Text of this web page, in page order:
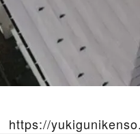
https://